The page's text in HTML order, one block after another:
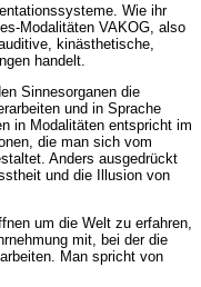
Wie ihr
Modalitäten VAKOG, also
kinästhetische,
handelt.
Sinnesorganen die
und in Sprache
in Modalitäten entspricht im
die man sich vom
Anders ausgedrückt
und die Illusion von
um die Welt zu erfahren,
mit, bei der die
Man spricht von